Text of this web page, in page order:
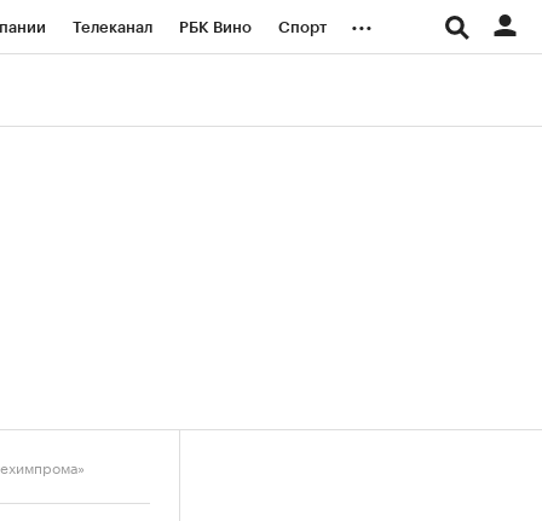
Телеканал РБК Вино Спорт ...